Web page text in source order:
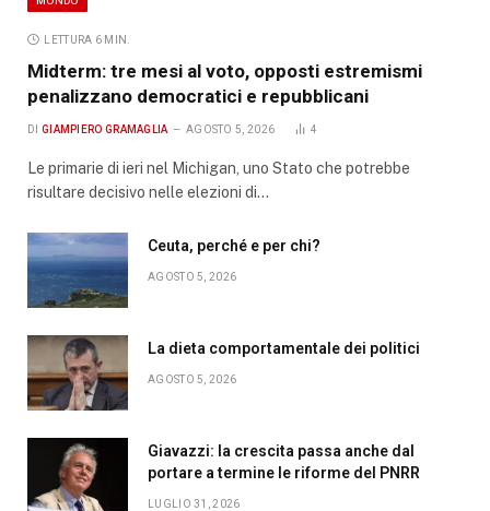
LETTURA 6 MIN.
Midterm: tre mesi al voto, opposti estremismi
penalizzano democratici e repubblicani
DI GIAMPIERO GRAMAGLIA AGOSTO 5, 2026 4
Le primarie di ieri nel Michigan, uno Stato che potrebbe
risultare decisivo nelle elezioni di…
Ceuta, perché e per chi?
AGOSTO 5, 2026
La dieta comportamentale dei politici
AGOSTO 5, 2026
Giavazzi: la crescita passa anche dal
portare a termine le riforme del PNRR
LUGLIO 31, 2026